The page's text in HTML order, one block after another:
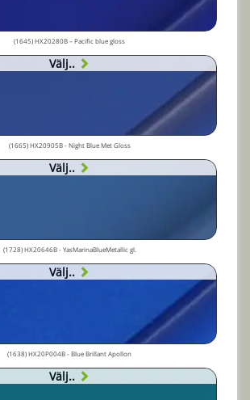
(1645) HX20280B – Pacific blue gloss
Välj..
(1665) HX20905B - Night Blue Met Gloss
Välj..
(1728) HX20646B - YasMarinaBlueMetallic gl.
Välj..
(1638) HX20P004B - Blue Brillant Apollon
Välj..